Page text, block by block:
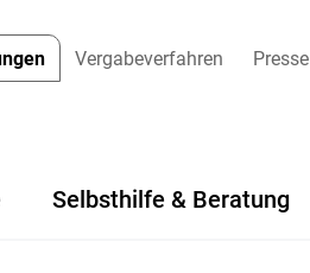
Vergabeverfahren Presse
Selbsthilfe & Beratung